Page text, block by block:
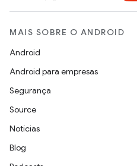
MAIS SOBRE O ANDROID
Android
Android para empresas
Segurança
Source
Notícias
Blog